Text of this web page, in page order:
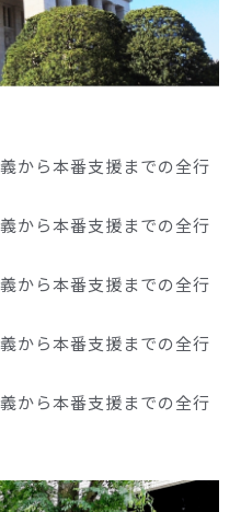
から本番支援までの全行
から本番支援までの全行
から本番支援までの全行
から本番支援までの全行
から本番支援までの全行